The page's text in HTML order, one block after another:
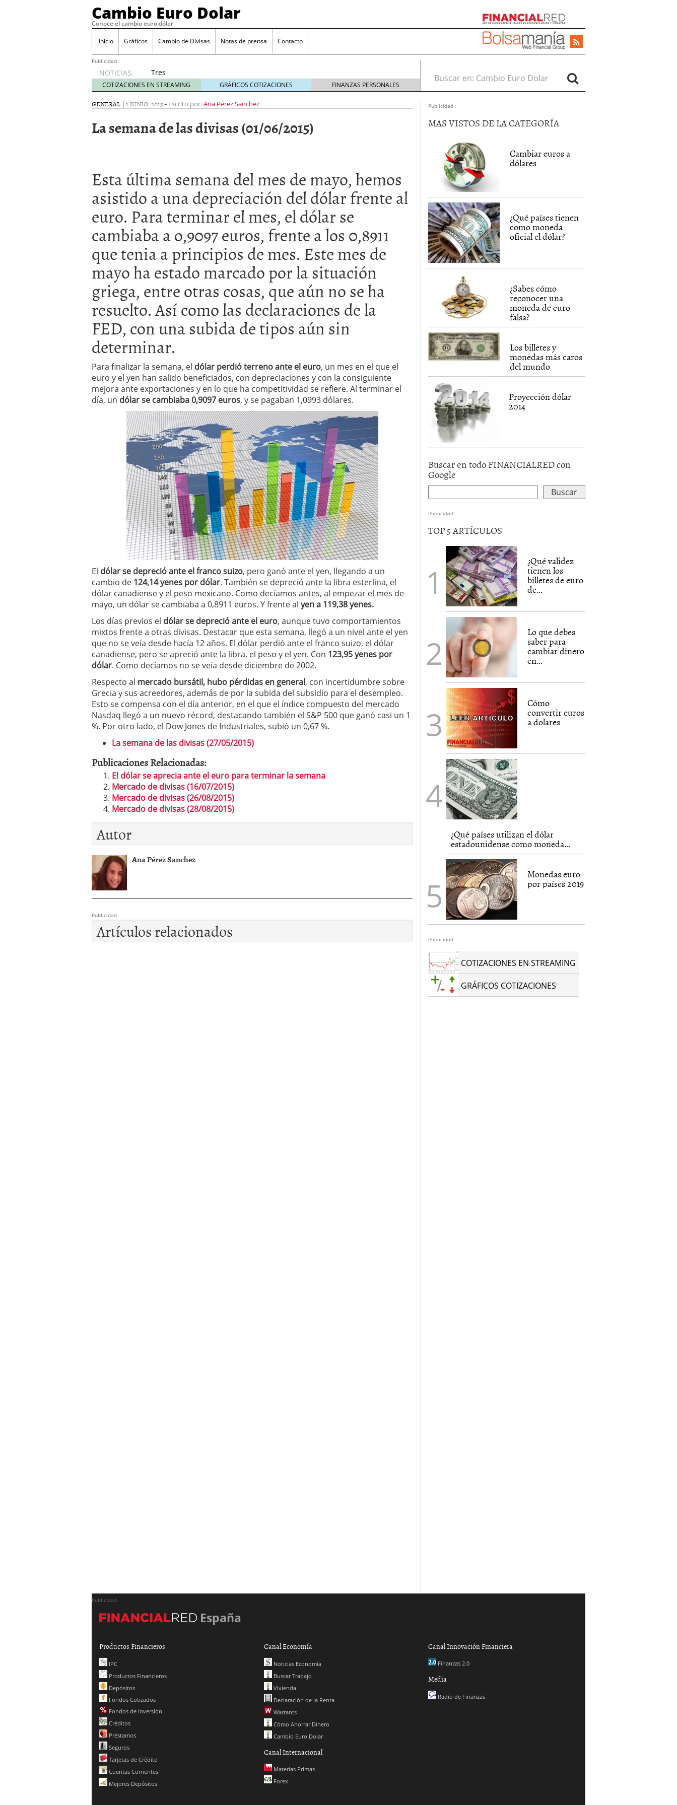
Cambio Euro Dolar
Conoce el cambio euro dólar
Inicio Gráficos Cambio de Divisas Notas de prensa Contacto
Publicidad
NOTICIAS:
Tres
escenarios
posibles
para el
según
las
Informe de mercado: el euro se mantiene cerca de 1,174 USD tras rebote
21/01/2026
Qué está moviendo hoy el cambio euro-dólar 17/01/2026
Contexto del dólar fuerte: próximos reportes de empleo de EE. UU. se
convierten en foco principal para el par EUR/USD 09/01/2026
El dólar vive su mayor caída anual desde 2017 mientras analistas esperan
más debilidad en 2026
05/01/2026
COTIZACIONES EN STREAMING GRÁFICOS COTIZACIONES FINANZAS PERSONALES
Buscar en:
GENERAL | 1 JUNIO, 2015 - Escrito por:Ana Pérez Sanchez
La semana de las divisas (01/06/2015)
Esta última semana del mes de mayo, hemos
asistido a una depreciación del dólar frente al
euro. Para terminar el mes, el dólar se
cambiaba a o,9097 euros, frente a los 0,8911
que tenia a principios de mes. Este mes de
mayo ha estado marcado por la situación
griega, entre otras cosas, que aún no se ha
resuelto. Así como las declaraciones de la
FED, con una subida de tipos aún sin
determinar.
Para finalizar la semana, el dólar perdió terreno ante el euro, un mes en el que el
euro y el yen han salido beneficiados, con depreciaciones y con la consiguiente
mejora ante exportaciones y en lo que ha competitividad se refiere. Al terminar el
día, un dólar se cambiaba 0,9097 euros, y se pagaban 1,0993 dólares.
El dólar se depreció ante el franco suizo, pero ganó ante el yen, llegando a un
cambio de 124,14 yenes por dólar. También se depreció ante la libra esterlina, el
dólar canadiense y el peso mexicano. Como decíamos antes, al empezar el mes de
mayo, un dólar se cambiaba a 0,8911 euros. Y frente al yen a 119,38 yenes.
Los días previos el dólar se depreció ante el euro, aunque tuvo comportamientos
mixtos frente a otras divisas. Destacar que esta semana, llegó a un nivel ante el yen
que no se veía desde hacía 12 años. El dólar perdió ante el franco suizo, el dólar
canadiense, pero se apreció ante la libra, el peso y el yen. Con 123,95 yenes por
dólar. Como decíamos no se veía desde diciembre de 2002.
Respecto al mercado bursátil, hubo pérdidas en general, con incertidumbre sobre
Grecia y sus acreedores, además de por la subida del subsidio para el desempleo.
Esto se compensa con el día anterior, en el que el índice compuesto del mercado
Nasdaq llegó a un nuevo récord, destacando también el S&P 500 que ganó casi un 1
%. Por otro lado, el Dow Jones de Industriales, subió un 0,67 %.
La semana de las divisas (27/05/2015)
Publicaciones Relacionadas:
El dólar se aprecia ante el euro para terminar la semana
Mercado de divisas (16/07/2015)
Mercado de divisas (26/08/2015)
Mercado de divisas (28/08/2015)
Autor
Ana Pérez Sanchez
Publicidad
Artículos relacionados
Publicidad
MAS VISTOS DE LA CATEGORÍA
Cambiar euros a
dólares
¿Qué países tienen
como moneda
oficial el dólar?
¿Sabes cómo
reconocer una
moneda de euro
falsa?
Los billetes y
monedas más caros
del mundo
Proyección dólar
2014
Buscar en todo FINANCIALRED con
Google
Publicidad
TOP 5 ARTÍCULOS
¿Qué validez
tienen los
billetes de euro
de...
Lo que debes
saber para
cambiar dinero
en...
Cómo
convertir euros
a dolares
¿Qué países utilizan el dólar
estadounidense como moneda...
Monedas euro
por países 2019
Publicidad
COTIZACIONES EN STREAMING
GRÁFICOS COTIZACIONES
Publicidad
España
Productos Financieros
IPC
Productos Financieros
Depósitos
Fondos Cotizados
Fondos de Inversión
Créditos
Préstamos
Seguros
Tarjetas de Crédito
Cuentas Corrientes
Mejores Depósitos
Canal Economía
Noticias Economía
Buscar Trabajo
Vivienda
Declaración de la Renta
Warrants
Cómo Ahorrar Dinero
Cambio Euro Dolar
Canal Internacional
Materias Primas
Forex
Canal Innovación Financiera
Finanzas 2.0
Media
Radio de Finanzas